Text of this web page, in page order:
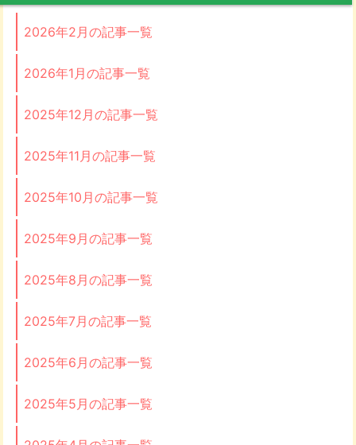
2026年2月の記事一覧
2026年1月の記事一覧
2025年12月の記事一覧
2025年11月の記事一覧
2025年10月の記事一覧
2025年9月の記事一覧
2025年8月の記事一覧
2025年7月の記事一覧
2025年6月の記事一覧
2025年5月の記事一覧